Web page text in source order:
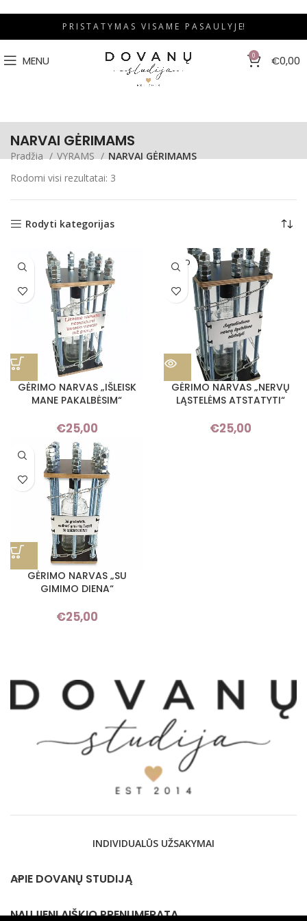
P R I S T A T Y M A S V I S A M E P A S A U L Y J E!
MENU 0 €0,00
NARVAI GĖRIMAMS
Pradžia VYRAMS
NARVAI GĖRIMAMS
Rodomi visi rezultatai: 3
Rodyti kategorijas
GĖRIMO NARVAS „IŠLEISK
MANE PAKALBĖSIM“
€25,00
SOLD
OUT
GĖRIMO NARVAS „NERVŲ
LĄSTELĖMS ATSTATYTI“
€25,00
GĖRIMO NARVAS „SU
GIMIMO DIENA“
€25,00
INDIVIDUALŪS UŽSAKYMAI
APIE DOVANŲ STUDIJĄ
NAUJIENLAIŠKIO PRENUMERATA